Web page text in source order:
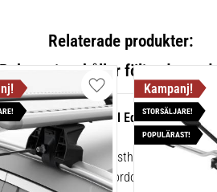
Thule Flush Rail Edge Fotsats 4-
720600
Lättmonterad lasthållarfot för
takräcken, för fordon med
Relaterade produkter:
Lägg till i favoriter
STORSÄLJARE!
POPULÄRAST!